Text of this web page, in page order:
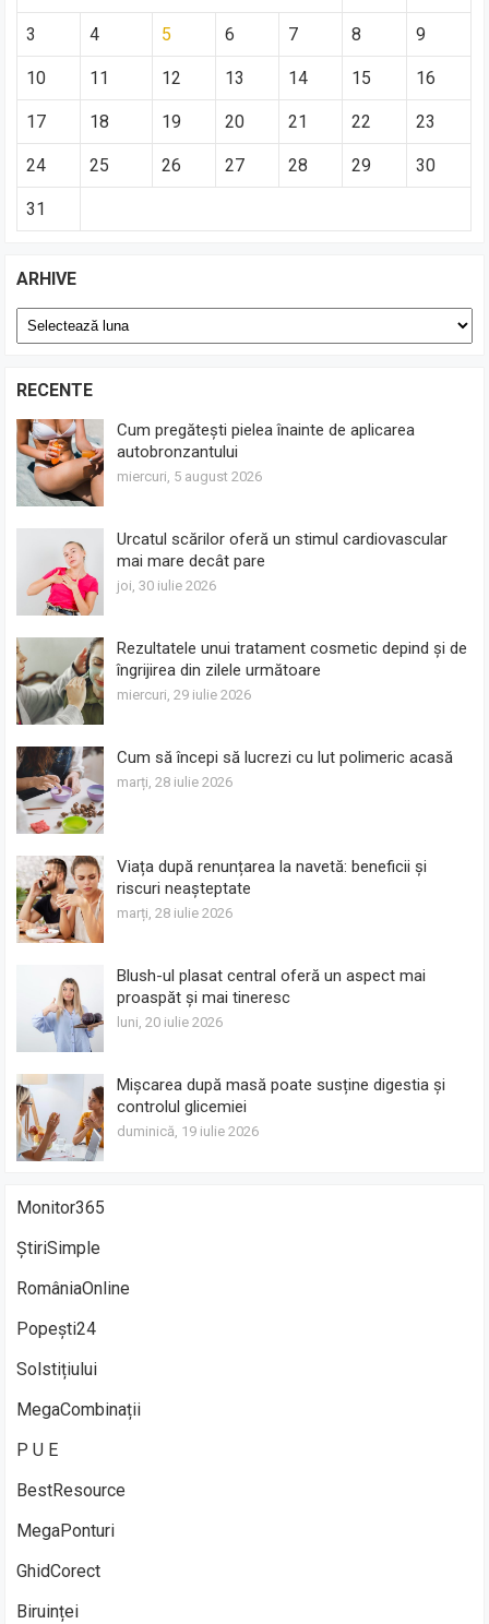
3 4 5 6 7 8 9
10 11 12 13 14 15 16
17 18 19 20 21 22 23
24 25 26 27 28 29 30
31
ARHIVE
Arhive
RECENTE
Cum pregătești pielea înainte de aplicarea
autobronzantului
miercuri, 5 august 2026
Urcatul scărilor oferă un stimul cardiovascular
mai mare decât pare
joi, 30 iulie 2026
Rezultatele unui tratament cosmetic depind și de
îngrijirea din zilele următoare
miercuri, 29 iulie 2026
Cum să începi să lucrezi cu lut polimeric acasă
marți, 28 iulie 2026
Viața după renunțarea la navetă: beneficii și
riscuri neașteptate
marți, 28 iulie 2026
Blush-ul plasat central oferă un aspect mai
proaspăt și mai tineresc
luni, 20 iulie 2026
Mișcarea după masă poate susține digestia și
controlul glicemiei
duminică, 19 iulie 2026
Monitor365
ȘtiriSimple
RomâniaOnline
Popești24
Solstițiului
MegaCombinații
P U E
BestResource
MegaPonturi
GhidCorect
Biruinței